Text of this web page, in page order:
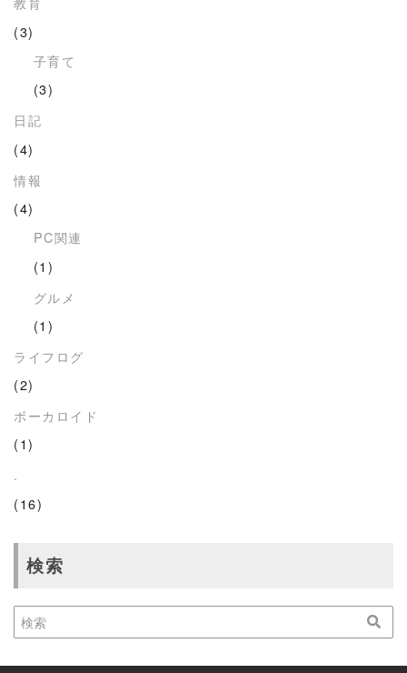
(3)
子育て
(3)
日記
(4)
情報
(4)
PC関連
(1)
グルメ
(1)
ライフログ
(2)
ボーカロイド
(1)
.
(16)
検索